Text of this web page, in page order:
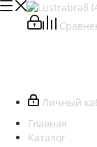
8
Личный
Главная
Каталог